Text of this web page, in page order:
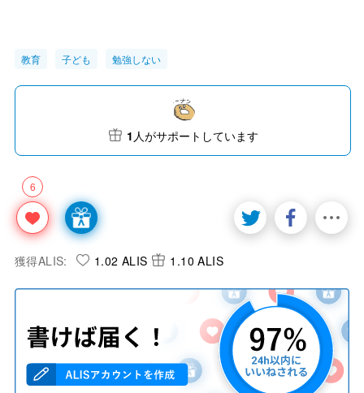
教育 子ども 勉強しない
6
1 人がサポートしています
獲得ALIS: 1.02 ALIS 1.10 ALIS